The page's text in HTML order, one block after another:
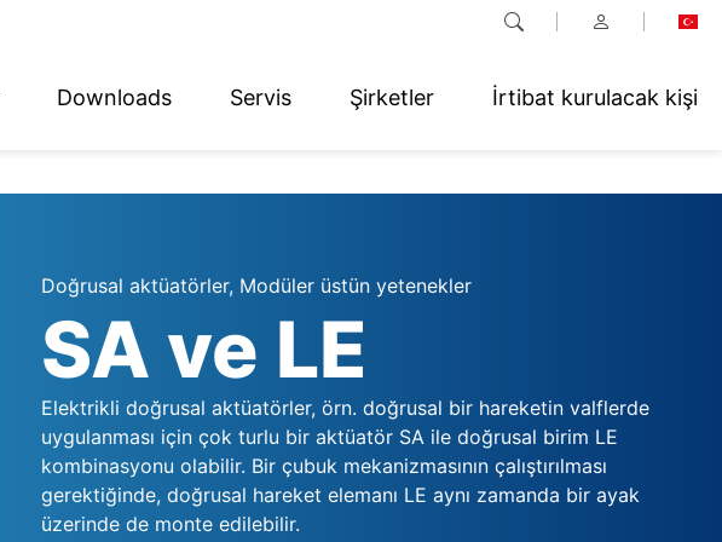
Downloads Servis Şirketler İrtibat kurulacak kişi
Doğrusal aktüatörler, Modüler üstün yetenekler
SA ve LE
Elektrikli doğrusal aktüatörler, örn. doğrusal bir hareketin valflerde
uygulanması için çok turlu bir aktüatör SA ile doğrusal birim LE
kombinasyonu olabilir. Bir çubuk mekanizmasının çalıştırılması
gerektiğinde, doğrusal hareket elemanı LE aynı zamanda bir ayak
üzerinde de monte edilebilir.